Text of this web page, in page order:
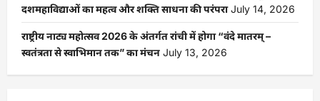
दशमहाविद्याओं का महत्व और शक्ति साधना की परंपरा July 14, 2026
राष्ट्रीय नाट्य महोत्सव 2026 के अंतर्गत रांची में होगा “वंदे मातरम् –
स्वतंत्रता से स्वाभिमान तक” का मंचन July 13, 2026